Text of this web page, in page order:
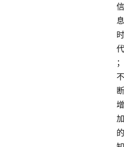
信
息
时
代
；
不
断
增
加
的